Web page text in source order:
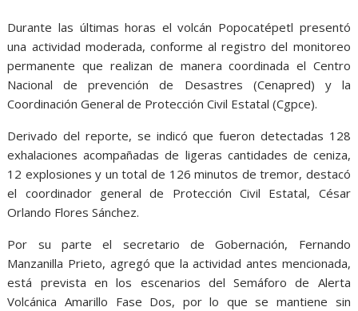
Durante las últimas horas el volcán Popocatépetl presentó
una actividad moderada, conforme al registro del monitoreo
permanente que realizan de manera coordinada el Centro
Nacional de prevención de Desastres (Cenapred) y la
Coordinación General de Protección Civil Estatal (Cgpce).
Derivado del reporte, se indicó que fueron detectadas 128
exhalaciones acompañadas de ligeras cantidades de ceniza,
12 explosiones y un total de 126 minutos de tremor, destacó
el coordinador general de Protección Civil Estatal, César
Orlando Flores Sánchez.
Por su parte el secretario de Gobernación, Fernando
Manzanilla Prieto, agregó que la actividad antes mencionada,
está prevista en los escenarios del Semáforo de Alerta
Volcánica Amarillo Fase Dos, por lo que se mantiene sin